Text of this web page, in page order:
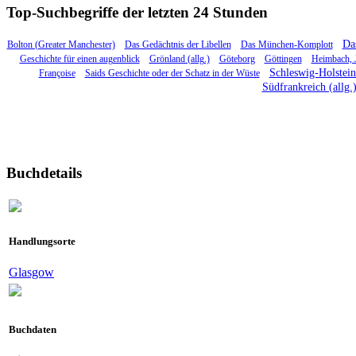
Top-Suchbegriffe der letzten 24 Stunden
Bolton (Greater Manchester) Das Gedächtnis der Libellen Das München-Komplott
Geschichte für einen augenblick Grönland (allg.) Göteborg Göttingen
Heimbach,
Françoise
Saids Geschichte oder der Schatz in der Wüste
Schleswig-
Südfrankreich (allg.)
Buchdetails
Handlungsorte
Glasgow
Buchdaten